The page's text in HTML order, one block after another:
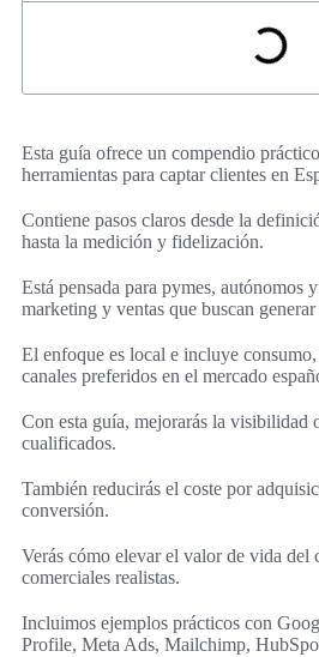
Esta guía ofrece un compendio
herramientas para captar clientes en
Contiene pasos claros desde la
hasta la medición y fidelización.
Está pensada para pymes, autónomos
marketing y ventas que buscan generar
El enfoque es local e incluye
canales preferidos en el mercado
Con esta guía, mejorarás la visibilidad
cualificados.
También reducirás el coste por
conversión.
Verás cómo elevar el valor de vida del
comerciales realistas.
Incluimos ejemplos prácticos con
Profile, Meta Ads, Mailchimp,